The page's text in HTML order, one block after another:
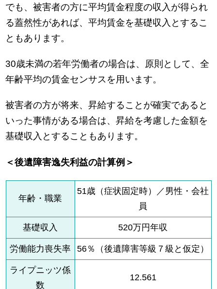
でも、被害者の方に平均賃金程度の収入が得られ
る蓋然性があれば、平均賃金を基礎収入とするこ
ともあります。
30歳未満の若年労働者の場合は、原則として、全
年齢平均の賃金センサスを用います。
被害者の方が将来、昇給することが確実であると
いった事情がある場合は、昇給を考慮した金額を
基礎収入とすることもあります。
＜後遺障害逸失利益の計算例＞
年齢・職業
51歳（症状固定時）／男性・会社
員
基礎収入 520万円年収
労働能力喪失率 56％（後遺障害等級７級と仮定）
ライプニッツ係
数
12.561